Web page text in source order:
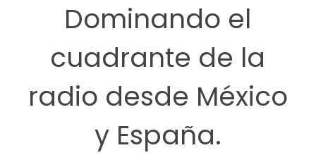
Dominando el
cuadrante de la
radio desde México
y España.